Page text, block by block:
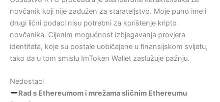
novčanik koji nije zadužen za starateljstvo. Moje puno ime i
drugi lični podaci nisu potrebni za korištenje kripto
novčanika. Cijenim mogućnost izbjegavanja provjera
identiteta, koje su postale uobičajene u finansijskom svijetu,
tako da u tom smislu ImToken Wallet zaslužuje pažnju.
Nedostaci
Rad s Ethereumom i mrežama sličnim Ethereumu